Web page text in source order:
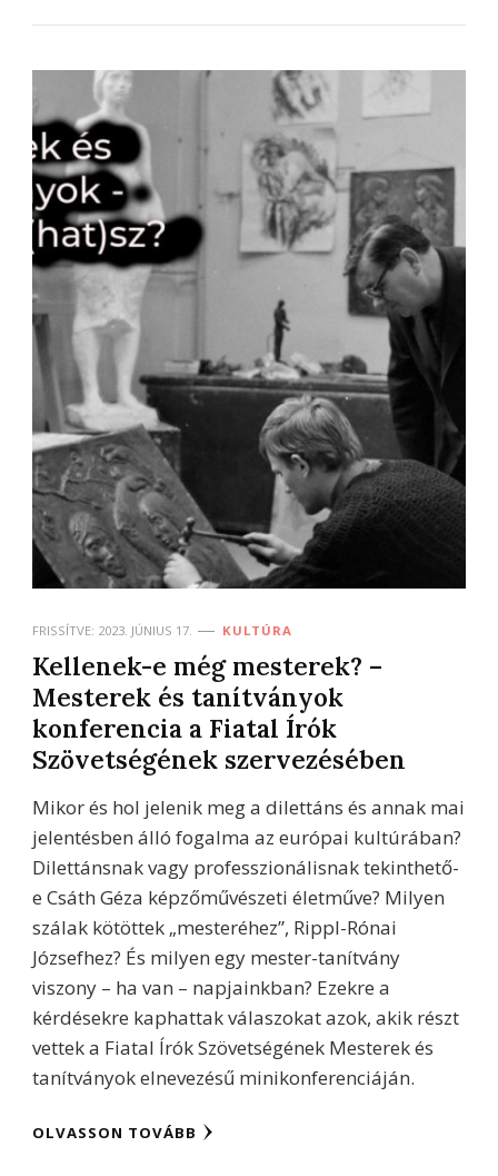
FRISSÍTVE: 2023. JÚNIUS 17. KULTÚRA
Kellenek-e még mesterek? –
Mesterek és tanítványok
konferencia a Fiatal Írók
Szövetségének szervezésében
Mikor és hol jelenik meg a dilettáns és annak mai
jelentésben álló fogalma az európai kultúrában?
Dilettánsnak vagy professzionálisnak tekinthető-
e Csáth Géza képzőművészeti életműve? Milyen
szálak kötöttek „mesteréhez”, Rippl-Rónai
Józsefhez? És milyen egy mester-tanítvány
viszony – ha van – napjainkban? Ezekre a
kérdésekre kaphattak válaszokat azok, akik részt
vettek a Fiatal Írók Szövetségének Mesterek és
tanítványok elnevezésű minikonferenciáján.
OLVASSON TOVÁBB